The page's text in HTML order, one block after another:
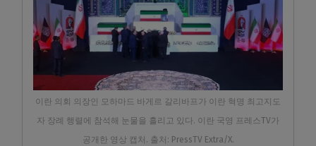
이란 의회 의장인 모하마드 바게르 갈리바프가 이란 혁명 최고지도
자 장례 행렬에 참석해 눈물을 흘리고 있다. 이란 국영 프레스TV가
공개한 영상 캡처. 출처: PressTV Extra/X.